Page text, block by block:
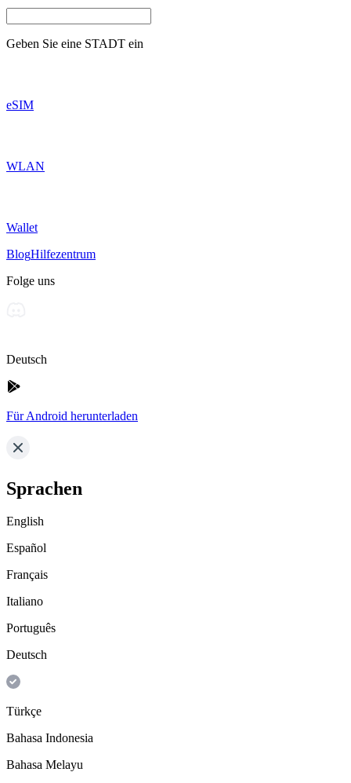
Geben Sie eine STADT ein
eSIM
WLAN
Wallet
BlogHilfezentrum
Folge uns
Deutsch
Für Android herunterladen
Sprachen
English
Español
Français
Italiano
Português
Deutsch
Türkçe
Bahasa Indonesia
Bahasa Melayu